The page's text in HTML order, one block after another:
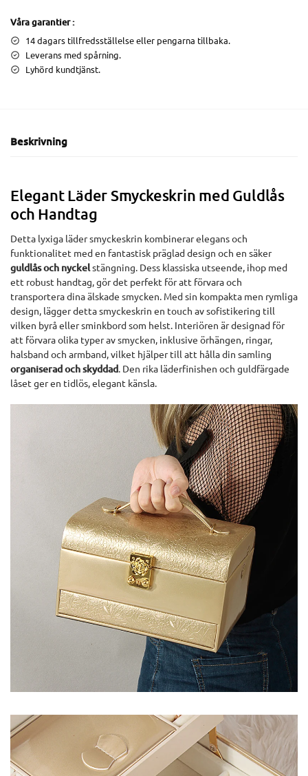
Våra garantier :
14 dagars tillfredsställelse eller pengarna tillbaka.
Leverans med spårning.
Lyhörd kundtjänst.
Beskrivning
Elegant Läder Smyckeskrin med Guldlås
och Handtag
Detta lyxiga läder smyckeskrin kombinerar elegans och
funktionalitet med en fantastisk präglad design och en säker
guldlås och nyckelstängning. Dess klassiska utseende, ihop med
ett robust handtag, gör det perfekt för att förvara och
transportera dina älskade smycken. Med sin kompakta men rymliga
design, lägger detta smyckeskrin en touch av sofistikering till
vilken byrå eller sminkbord som helst. Interiören är designad för
att förvara olika typer av smycken, inklusive örhängen, ringar,
halsband och armband, vilket hjälper till att hålla din samling
organiserad och skyddad. Den rika läderfinishen och guldfärgade
låset ger en tidlös, elegant känsla.